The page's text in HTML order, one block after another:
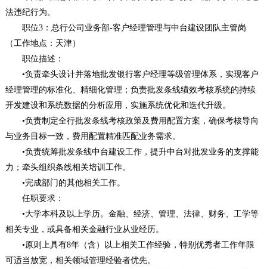
法违纪行为。
职位3：总行公司业务部-客户经理管理与中台建设团队主管岗
（工作地点：天津）
职位描述：
•负责牵头设计并落地批发银行客户经理等级管理体系，实现客户
经理管理的标准化、精细化管理；负责批发条线绩效考核系统的持续
开发建设和系统数据的分析应用，实施系统优化和迭代升级。
•负责制定全行批发条线考核政策及费用配置方案，确保考核导向
与业务目标一致，费用配置精准匹配业务需求。
•负责统筹批发条线中台建设工作，提升中台对批发业务的支撑能
力；牵头组织条线相关培训工作。
•完成部门的其他相关工作。
任职要求：
•大学本科及以上学历。金融、经济、管理、法律、财务、工学等
相关专业，或具备相关金融行业从业经历。​
•原则上具有8年（含）以上相关工作经验，特别优秀者工作年限
可适当放宽，相关领域管理经验者优先。